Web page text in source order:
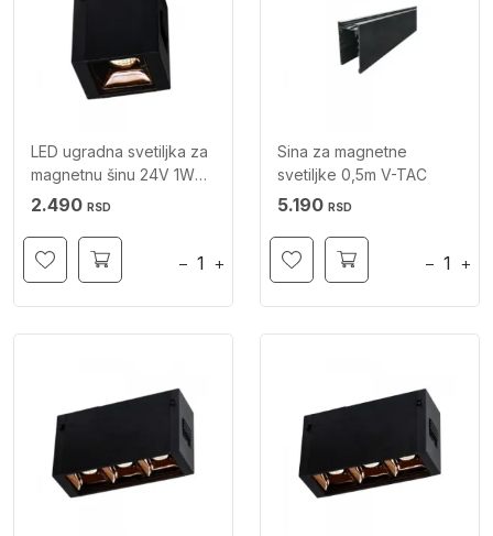
LED ugradna svetiljka za
magnetnu šinu 24V 1W
3000K V-TAC
2.490 RSD
− +
Sina za magnetne
svetiljke 0,5m V-TAC
5.190 RSD
− +